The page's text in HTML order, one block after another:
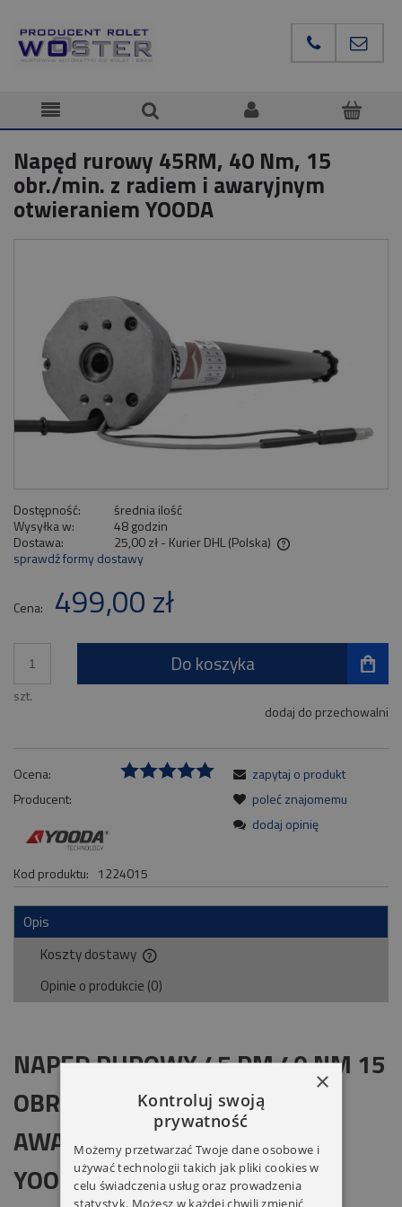
Napęd rurowy 45RM, 40 Nm, 15
obr./min. z radiem i awaryjnym
otwieraniem YOODA
Dostępność:
średnia ilość
Wysyłka w:
48 godzin
Dostawa:
25,00 zł - Kurier DHL (Polska)
Cena nie zawiera ewentualnych kosztów płatności
sprawdź formy dostawy
Cena: 499,00 zł
szt.
Do koszyka
dodaj do przechowalni
Ocena:
Producent:
Kod produktu: 1224015
zapytaj o produkt
poleć znajomemu
dodaj opinię
Opis
Koszty dostawy
Cena nie zawiera ewentualnych kosztów płatności
Opinie o produkcie (0)
NAPĘD RUROWY 45 RM 40 NM 15
OBR/MIN Z RADIEM I
AWARYJNYM OTWIERANIEM
YOODA
×
Kontroluj swoją
prywatność
Możemy przetwarzać Twoje dane osobowe i
używać technologii takich jak pliki cookies w
celu świadczenia usług oraz prowadzenia
statystyk. Możesz w każdej chwili zmienić